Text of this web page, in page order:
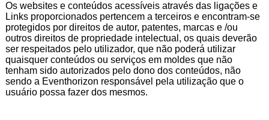
Os websites e conteúdos acessíveis através das ligações e
Links proporcionados pertencem a terceiros e encontram-se
protegidos por direitos de autor, patentes, marcas e /ou
outros direitos de propriedade intelectual, os quais deverão
ser respeitados pelo utilizador, que não poderá utilizar
quaisquer conteúdos ou serviços em moldes que não
tenham sido autorizados pelo dono dos conteúdos, não
sendo a Eventhorizon responsável pela utilização que o
usuário possa fazer dos mesmos.